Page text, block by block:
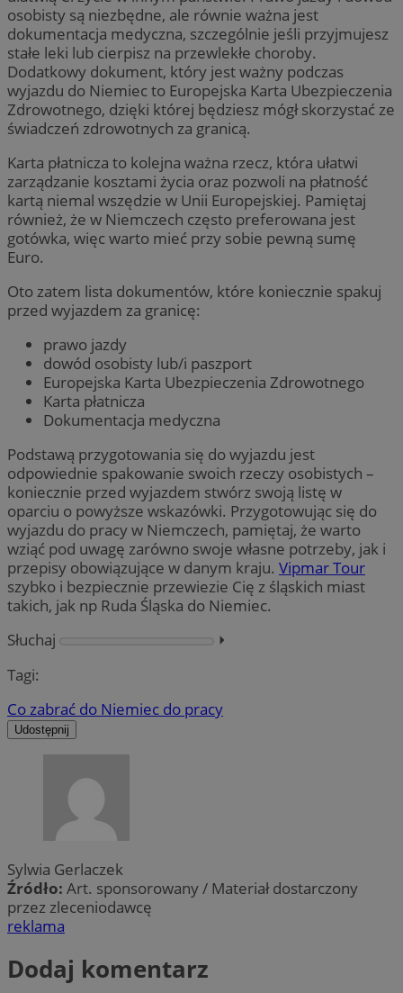
osobisty są niezbędne, ale równie ważna jest
dokumentacja medyczna, szczególnie jeśli przyjmujesz
stałe leki lub cierpisz na przewlekłe choroby.
Dodatkowy dokument, który jest ważny podczas
wyjazdu do Niemiec to Europejska Karta Ubezpieczenia
Zdrowotnego, dzięki której będziesz mógł skorzystać ze
świadczeń zdrowotnych za granicą.
Karta płatnicza to kolejna ważna rzecz, która ułatwi
zarządzanie kosztami życia oraz pozwoli na płatność
kartą niemal wszędzie w Unii Europejskiej. Pamiętaj
również, że w Niemczech często preferowana jest
gotówka, więc warto mieć przy sobie pewną sumę
Euro.
Oto zatem lista dokumentów, które koniecznie spakuj
przed wyjazdem za granicę:
prawo jazdy
dowód osobisty lub/i paszport
Europejska Karta Ubezpieczenia Zdrowotnego
Karta płatnicza
Dokumentacja medyczna
Podstawą przygotowania się do wyjazdu jest
odpowiednie spakowanie swoich rzeczy osobistych –
koniecznie przed wyjazdem stwórz swoją listę w
oparciu o powyższe wskazówki. Przygotowując się do
wyjazdu do pracy w Niemczech, pamiętaj, że warto
wziąć pod uwagę zarówno swoje własne potrzeby, jak i
przepisy obowiązujące w danym kraju. Vipmar Tour
szybko i bezpiecznie przewiezie Cię z śląskich miast
takich, jak np Ruda Śląska do Niemiec.
Słuchaj
⏵︎
Tagi:
Co zabrać do Niemiec do pracy
Udostępnij
Sylwia Gerlaczek
Źródło: Art. sponsorowany / Materiał dostarczony
przez zleceniodawcę
reklama
Dodaj komentarz